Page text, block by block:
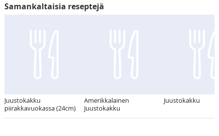
Samankaltaisia reseptejä
Juustokakku
piirakkavuokassa (24cm)
Amerikkalainen
Juustokakku
Juustokakku